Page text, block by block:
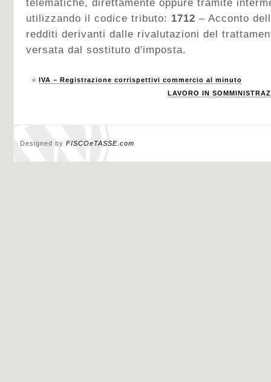
telematiche, direttamente oppure tramite
utilizzando il codice tributo: 1712 – Acconto
redditi derivanti dalle rivalutazioni del
versata dal sostituto d'imposta.
« IVA – Registrazione corrispettivi commercio al minuto
LAVORO IN
Designed by FISCOeTASSE.com